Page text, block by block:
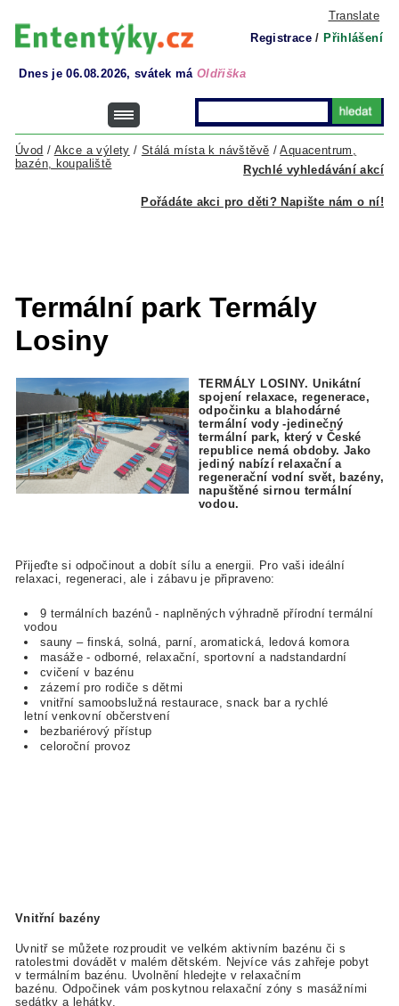
Translate
Registrace / Přihlášení
Dnes je 06.08.2026, svátek má Oldřiška
Rychlé vyhledávání akcí
Úvod / Akce a výlety / Stálá místa k návštěvě /Aquacentrum,
bazén, koupaliště
Pořádáte akci pro děti? Napište nám o ní!
Termální park Termály
Losiny
TERMÁLY LOSINY. Unikátní
spojení relaxace, regenerace,
odpočinku a blahodárné
termální vody -jedinečný
termální park, který v České
republice nemá obdoby. Jako
jediný nabízí relaxační a
regenerační vodní svět, bazény,
napuštěné sirnou termální
vodou.
Přijeďte si odpočinout a dobít sílu a energii. Pro vaši ideální
relaxaci, regeneraci, ale i zábavu je připraveno:
9 termálních bazénů - naplněných výhradně přírodní termální
vodou
sauny – finská, solná, parní, aromatická, ledová komora
masáže - odborné, relaxační, sportovní a nadstandardní
cvičení v bazénu
zázemí pro rodiče s dětmi
vnitřní samoobslužná restaurace, snack bar a rychlé
letní venkovní občerstvení
bezbariérový přístup
celoroční provoz
Vnitřní bazény
Uvnitř se můžete rozproudit ve velkém aktivním bazénu či s
ratolestmi dovádět v malém dětském. Nejvíce vás zahřeje pobyt
v termálním bazénu. Uvolnění hledejte v relaxačním
bazénu. Odpočinek vám poskytnou relaxační zóny s masážními
sedátky a lehátky.